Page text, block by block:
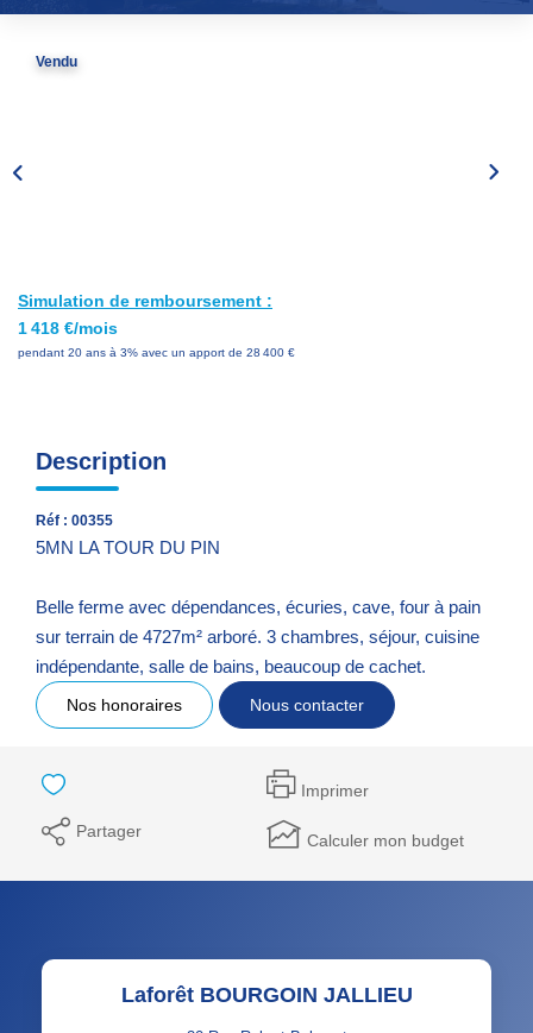
CONTACT
Vendu
Simulation de remboursement :
1 418 €/mois
pendant 20 ans à 3% avec un apport de 28 400 €
Description
Réf : 00355
5MN LA TOUR DU PIN
Belle ferme avec dépendances, écuries, cave, four à pain
sur terrain de 4727m² arboré. 3 chambres, séjour, cuisine
indépendante, salle de bains, beaucoup de cachet.
Nos honoraires Nous contacter
Imprimer
Partager Calculer mon budget
Laforêt BOURGOIN JALLIEU